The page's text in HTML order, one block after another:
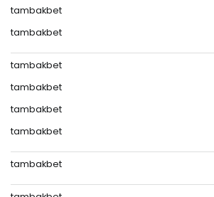
tambakbet
tambakbet
tambakbet
tambakbet
tambakbet
tambakbet
tambakbet